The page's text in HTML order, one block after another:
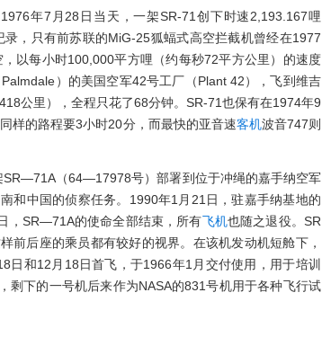
年7月28日当天，一架SR-71创下时速2,193.167哩
，只有前苏联的MiG-25狐蝠式高空拦截机曾经在1977
以每小时100,000平方哩（约每秒72平方公里）的速度
）的美国空军42号工厂（Plant 42），飞到维吉
公里），全程只花了68分钟。SR-71也保有在1974年9
样的路程要3小时20分，而最快的亚音速客机波音747则
（64—17978号）部署到位于冲绳的嘉手纳空军
和中国的侦察任务。1990年1月21日，驻嘉手纳基地的
，SR—71A的使命全部结束，所有飞机也随之退役。SR
后座的乘员都有较好的视界。在该机发动机短舱下，
日和12月18日首飞，于1966年1月交付使用，用于培训
下的一号机后来作为NASA的831号机用于各种飞行试